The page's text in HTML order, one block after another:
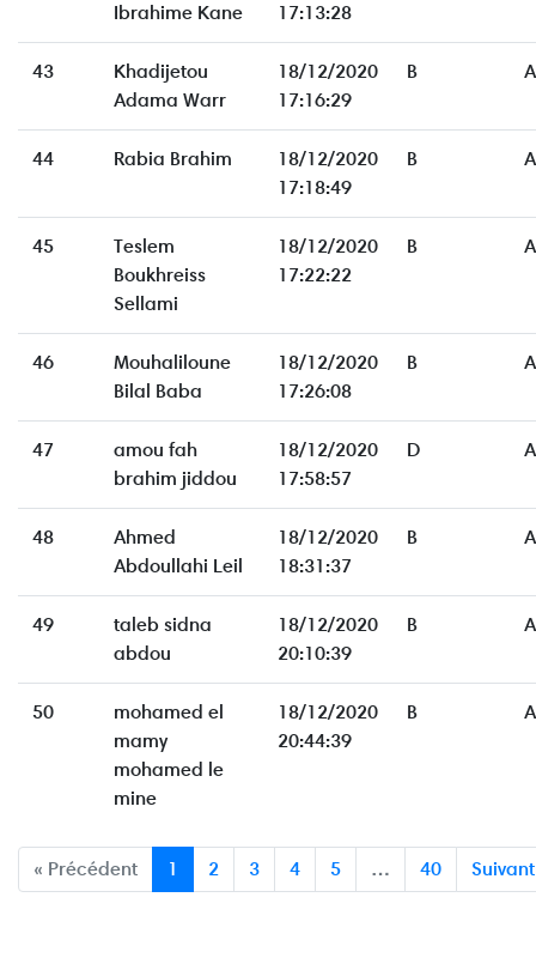
Ibrahime Kane
17:13:28
43
Khadijetou
Adama Warr
18/12/2020
17:16:29
B
44 Rabia Brahim
18/12/2020
17:18:49
B
45
Teslem
Boukhreiss
Sellami
18/12/2020
17:22:22
B
46
Mouhaliloune
Bilal Baba
18/12/2020
17:26:08
B
47
amou fah
brahim jiddou
18/12/2020
17:58:57
D
48
Ahmed
Abdoullahi Leil
18/12/2020
18:31:37
B
49
taleb sidna
abdou
18/12/2020
20:10:39
B
50
mohamed el
mamy
mohamed le
mine
18/12/2020
20:44:39
B
« Précédent 1 2 3 4 5 … 40